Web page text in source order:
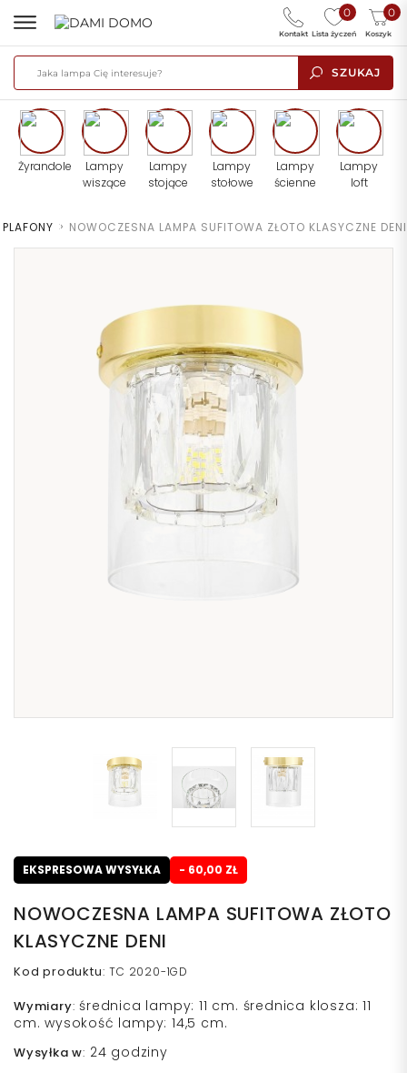
SZUKAJ
0
Lista życzeń
0
Koszyk
Kontakt
Żyrandole
Lampy
wiszące
Lampy
stojące
Lampy
stołowe
Lampy
ścienne
Lampy
loft
PLAFONY > NOWOCZESNA LAMPA SUFITOWA ZŁOTO KLASYCZNE DENI
EKSPRESOWA WYSYŁKA - 60,00 ZŁ
NOWOCZESNA LAMPA SUFITOWA ZŁOTO
KLASYCZNE DENI
Kod produktu:TC 2020-1GD
Wymiary: średnica lampy: 11 cm. średnica klosza: 11
cm. wysokość lampy: 14,5 cm.
Wysyłka w: 24 godziny